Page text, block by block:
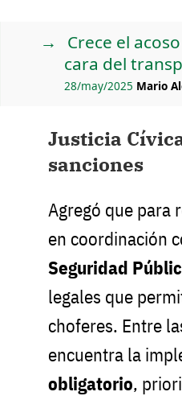
Crece el
cara del
28/may/2025 Mario
Justicia
sanciones
Agregó que para
en coordinación
Seguridad
legales que
choferes. Entre
encuentra la
obligatorio,